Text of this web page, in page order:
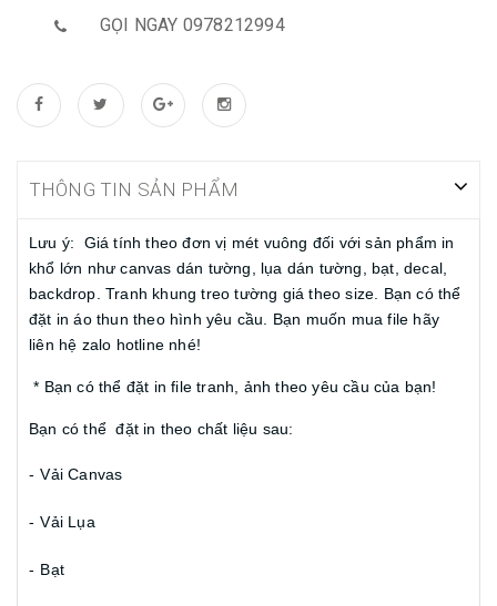
- Decal - Tranh khung treo tường - Đặt backdrop - … Kích thước:
tiếp với chúng tôi để đặt in theo yêu cầu! *Bạn cũng có thể mua
file chất lượng cao của chúng tôi để in khổ lớn.
GỌI NGAY 0978212994
THÔNG TIN SẢN PHẨM
Lưu ý: Giá tính theo đơn vị mét vuông đối với sản phẩm in
khổ lớn như canvas dán tường, lụa dán tường, bạt, decal,
backdrop. Tranh khung treo tường giá theo size. Bạn có thể
đặt in áo thun theo hình yêu cầu. Bạn muốn mua file hãy
liên hệ zalo hotline nhé!
* Bạn có thể đặt in file tranh, ảnh theo yêu cầu của bạn!
Bạn có thể đặt in theo chất liệu sau:
- Vải Canvas
- Vải Lụa
- Bạt